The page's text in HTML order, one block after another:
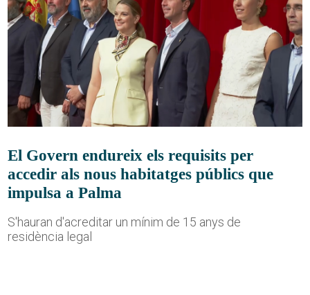
El Govern endureix els requisits per
accedir als nous habitatges públics que
impulsa a Palma
S'hauran d'acreditar un mínim de 15 anys de
residència legal